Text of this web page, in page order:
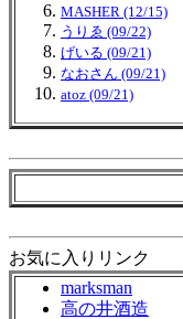
MASHER (12/15)
うりゑ (09/22)
げいる (09/21)
なおさん (09/21)
atoz (09/21)
お気に入りリンク
marksman
高の井酒造